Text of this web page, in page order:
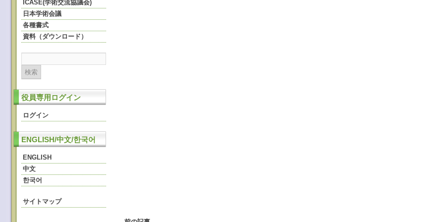
ICASE(学術交流協議会)
日本学術会議
各種書式
資料（ダウンロード）
役員専用ログイン
ログイン
ENGLISH/中文/한국어
ENGLISH
中文
한국어
サイトマップ